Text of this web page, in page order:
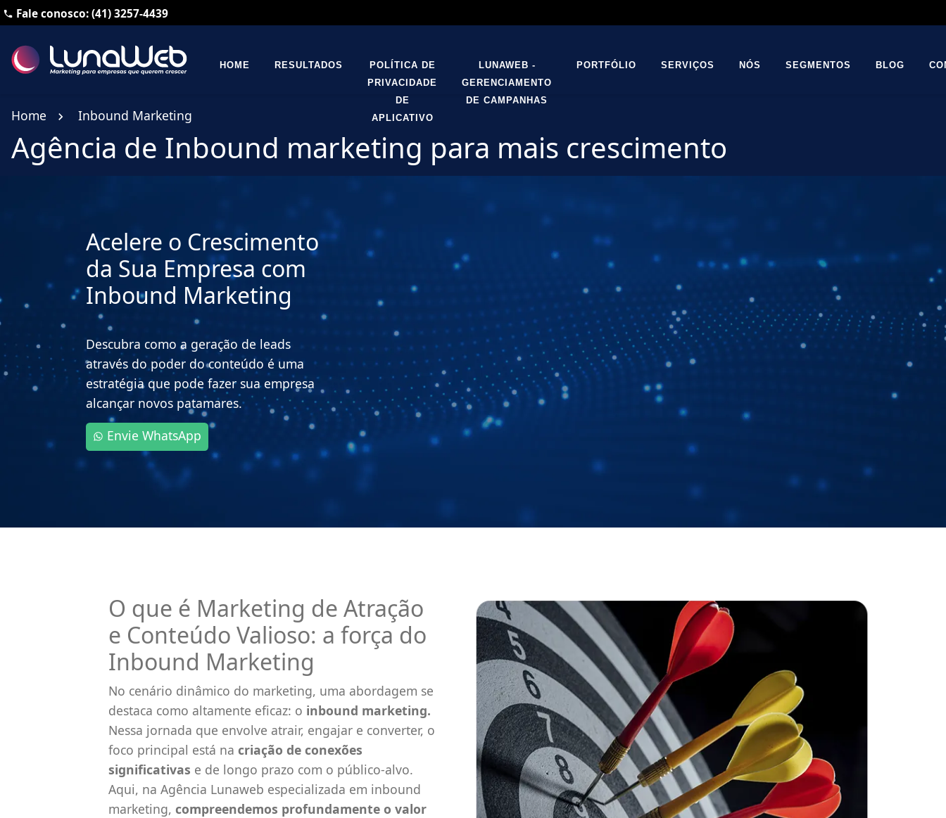
Fale conosco: (41) 3257-4439
HOME RESULTADOS
POLÍTICA DE
PRIVACIDADE
DE
APLICATIVO
LUNAWEB -
GERENCIAMENTO
DE CAMPANHAS
PORTFÓLIO SERVIÇOS NÓS SEGMENTOS BLOG
Home Inbound Marketing
Agência de Inbound marketing para mais crescimento
Acelere o Crescimento
da Sua Empresa com
Inbound Marketing
Descubra como a geração de leads
através do poder do conteúdo é uma
estratégia que pode fazer sua empresa
alcançar novos patamares.
Envie WhatsApp
O que é Marketing de Atração
e Conteúdo Valioso: a força do
Inbound Marketing
No cenário dinâmico do marketing, uma abordagem se
destaca como altamente eficaz: o inbound marketing.
Nessa jornada que envolve atrair, engajar e converter, o
foco principal está na criação de conexões
significativas e de longo prazo com o público-alvo.
Aqui, na Agência Lunaweb especializada em inbound
marketing, compreendemos profundamente o valor